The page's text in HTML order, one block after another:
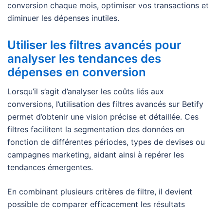
conversion chaque mois, optimiser vos transactions et
diminuer les dépenses inutiles.
Utiliser les filtres avancés pour
analyser les tendances des
dépenses en conversion
Lorsqu’il s’agit d’analyser les coûts liés aux
conversions, l’utilisation des filtres avancés sur Betify
permet d’obtenir une vision précise et détaillée. Ces
filtres facilitent la segmentation des données en
fonction de différentes périodes, types de devises ou
campagnes marketing, aidant ainsi à repérer les
tendances émergentes.
En combinant plusieurs critères de filtre, il devient
possible de comparer efficacement les résultats